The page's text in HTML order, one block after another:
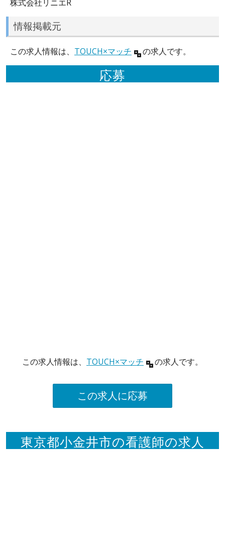
株式会社リニエR
情報掲載元
この求人情報は、 TOUCH×マッチ の求人です。
応募
この求人情報は、 TOUCH×マッチ の求人です。
この求人に応募
東京都小金井市の看護師の求人